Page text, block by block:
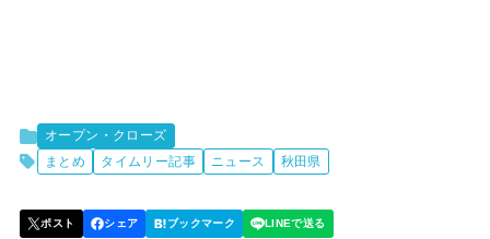
オープン・クローズ
まとめ
タイムリー記事 ニュース 秋田県